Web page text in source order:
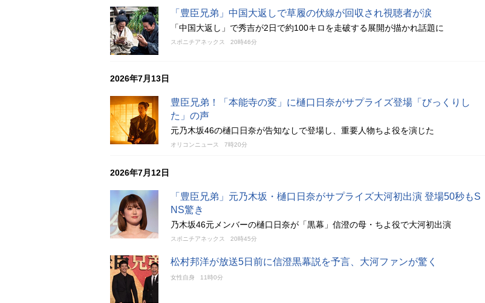
「豊臣兄弟」中国大返しで草履の伏線が回収され視聴者が涙
「中国大返し」で秀吉が2日で約100キロを走破する展開が描かれ話題に
スポニチアネックス 20時46分
2026年7月13日
豊臣兄弟！「本能寺の変」に樋口日奈がサプライズ登場「びっくりし
た」の声
元乃木坂46の樋口日奈が告知なしで登場し、重要人物ちよ役を演じた
オリコンニュース 7時20分
2026年7月12日
「豊臣兄弟」元乃木坂・樋口日奈がサプライズ大河初出演 登場50秒もS
NS驚き
乃木坂46元メンバーの樋口日奈が「黒幕」信澄の母・ちよ役で大河初出演
スポニチアネックス 20時45分
松村邦洋が放送5日前に信澄黒幕説を予言、大河ファンが驚く
女性自身 11時0分